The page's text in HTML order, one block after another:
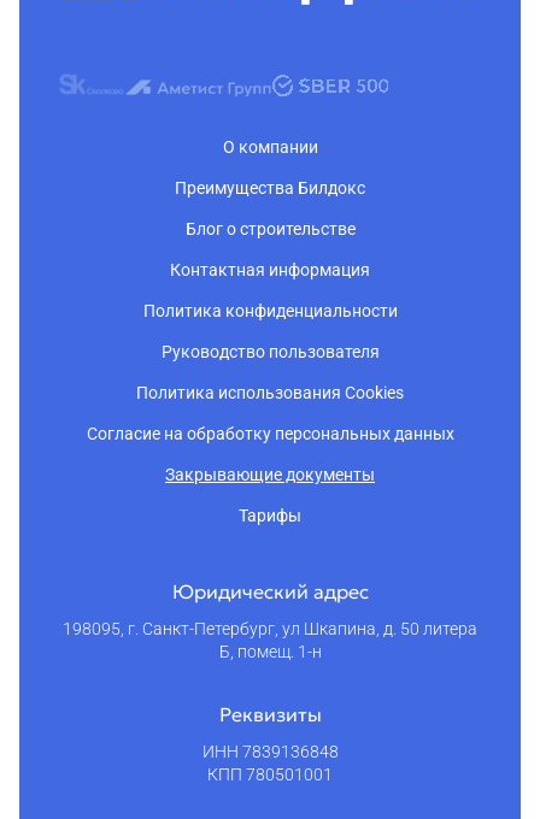
О компании
Преимущества Билдокс
Блог о строительстве
Контактная информация
Политика конфиденциальности
Руководство пользователя
Политика использования Cookies
Согласие на обработку персональных данных
Закрывающие документы
Тарифы
Юридический адрес
198095, г. Санкт-Петербург, ул Шкапина, д. 50 литера
Б, помещ. 1-н
Реквизиты
ИНН 7839136848
КПП 780501001